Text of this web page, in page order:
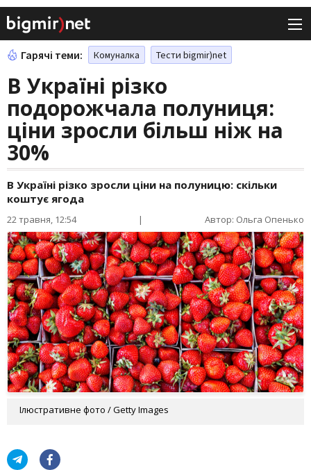
Гарячі теми: Комуналка Тести bigmir)net
В Україні різко
подорожчала полуниця:
ціни зросли більш ніж на
30%
В Україні різко зросли ціни на полуницю: скільки
коштує ягода
22 травня, 12:54 | Автор: Ольга Опенько
Ілюстративне фото / Getty Images